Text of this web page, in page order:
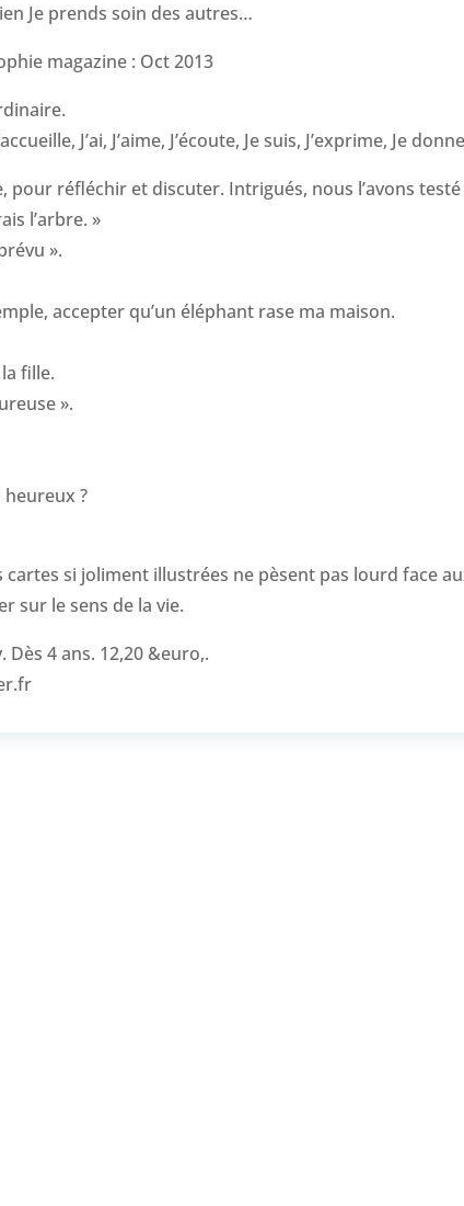
Je prends soin des autres…
magazine : Oct 2013
J’ai, J’aime, J’écoute, Je suis, J’exprime, Je
pour réfléchir et discuter. Intrigués, nous l’avons
l’arbre. »
».
accepter qu’un éléphant rase ma maison.
fille.
».
heureux ?
si joliment illustrées ne pèsent pas lourd face
sur le sens de la vie.
Dès 4 ans. 12,20 &euro,.